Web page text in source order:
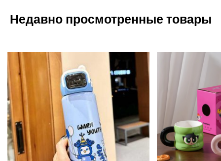
Недавно просмотренные товары